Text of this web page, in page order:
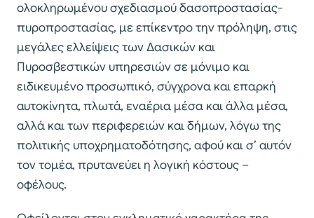
ολοκληρωμένου σχεδιασμού δασοπροστασίας-
πυροπροστασίας, με επίκεντρο την πρόληψη, στις
μεγάλες ελλείψεις των Δασικών και
Πυροσβεστικών υπηρεσιών σε μόνιμο και
ειδικευμένο προσωπικό, σύγχρονα και επαρκή
αυτοκίνητα, πλωτά, εναέρια μέσα και άλλα μέσα,
αλλά και των περιφερειών και δήμων, λόγω της
πολιτικής υποχρηματοδότησης, αφού και σ’ αυτόν
τον τομέα, πρυτανεύει η λογική κόστους –
οφέλους.